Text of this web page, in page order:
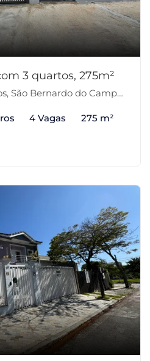
3 quartos, 275m²
Bernardo do Campo-SP
4 Vagas 275 m²